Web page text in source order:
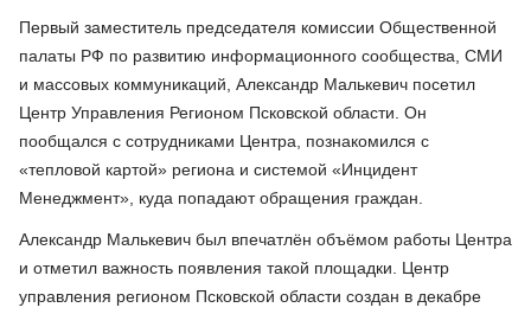
Первый заместитель председателя комиссии Общественной
палаты РФ по развитию информационного сообщества, СМИ
и массовых коммуникаций, Александр Малькевич посетил
Центр Управления Регионом Псковской области. Он
пообщался с сотрудниками Центра, познакомился с
«тепловой картой» региона и системой «Инцидент
Менеджмент», куда попадают обращения граждан.
Александр Малькевич был впечатлён объёмом работы Центра
и отметил важность появления такой площадки. Центр
управления регионом Псковской области создан в декабре